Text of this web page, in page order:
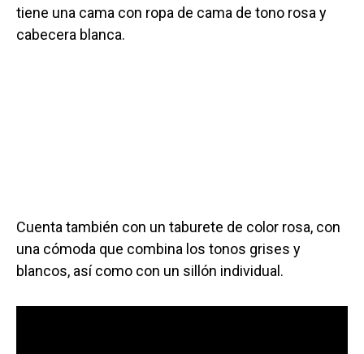
tiene una cama con ropa de cama de tono rosa y
cabecera blanca.
Cuenta también con un taburete de color rosa, con
una cómoda que combina los tonos grises y
blancos, así como con un sillón individual.